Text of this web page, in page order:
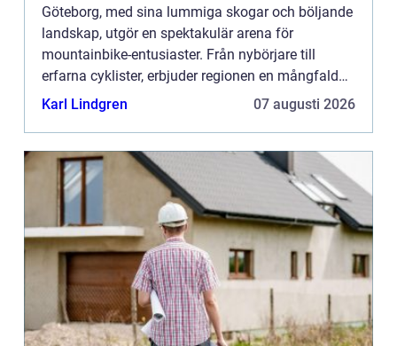
Göteborg, med sina lummiga skogar och böljande
landskap, utgör en spektakulär arena för
mountainbike-entusiaster. Från nybörjare till
erfarna cyklister, erbjuder regionen en mångfald
av stigar och leder som l...
Karl Lindgren 07 augusti 2026